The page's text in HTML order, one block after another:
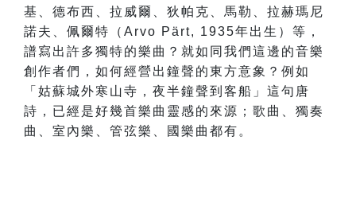
基、德布西、拉威爾、狄帕克、馬勒、拉赫瑪尼
諾夫、佩爾特（Arvo Pärt, 1935年出生）等，
譜寫出許多獨特的樂曲？就如同我們這邊的音樂
創作者們，如何經營出鐘聲的東方意象？例如
「姑蘇城外寒山寺，夜半鐘聲到客船」這句唐
詩，已經是好幾首樂曲靈感的來源；歌曲、獨奏
曲、室內樂、管弦樂、國樂曲都有。